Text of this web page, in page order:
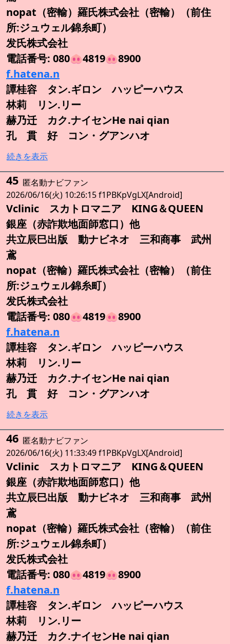
nopat（密輸）羅氏株式会社（密輸）（前住
所:ジュウェル錦糸町）
发氏株式会社
電話番号: 080🐽4819🐽8900
f.hatena.n
譚桂容 タン.ギロン ハッピーハウス
林莉 リン.リー
赫乃迁 カク.ナイセンHe nai qian
孔 貫 好 コン・グアンハオ
続きを表示
45 匿名動ナビファン
2026/06/16(火) 10:26:15 f1PBKpVgLX[Android]
Vclinic スカトロマニア KING＆QUEEN
銀座（赤詐欺地面師窓口）他
共立辰巳出版 動ナビネオ 三和商事 武州
鳶
nopat（密輸）羅氏株式会社（密輸）（前住
所:ジュウェル錦糸町）
发氏株式会社
電話番号: 080🐽4819🐽8900
f.hatena.n
譚桂容 タン.ギロン ハッピーハウス
林莉 リン.リー
赫乃迁 カク.ナイセンHe nai qian
孔 貫 好 コン・グアンハオ
続きを表示
46 匿名動ナビファン
2026/06/16(火) 11:33:49 f1PBKpVgLX[Android]
Vclinic スカトロマニア KING＆QUEEN
銀座（赤詐欺地面師窓口）他
共立辰巳出版 動ナビネオ 三和商事 武州
鳶
nopat（密輸）羅氏株式会社（密輸）（前住
所:ジュウェル錦糸町）
发氏株式会社
電話番号: 080🐽4819🐽8900
f.hatena.n
譚桂容 タン.ギロン ハッピーハウス
林莉 リン.リー
赫乃迁 カク.ナイセンHe nai qian